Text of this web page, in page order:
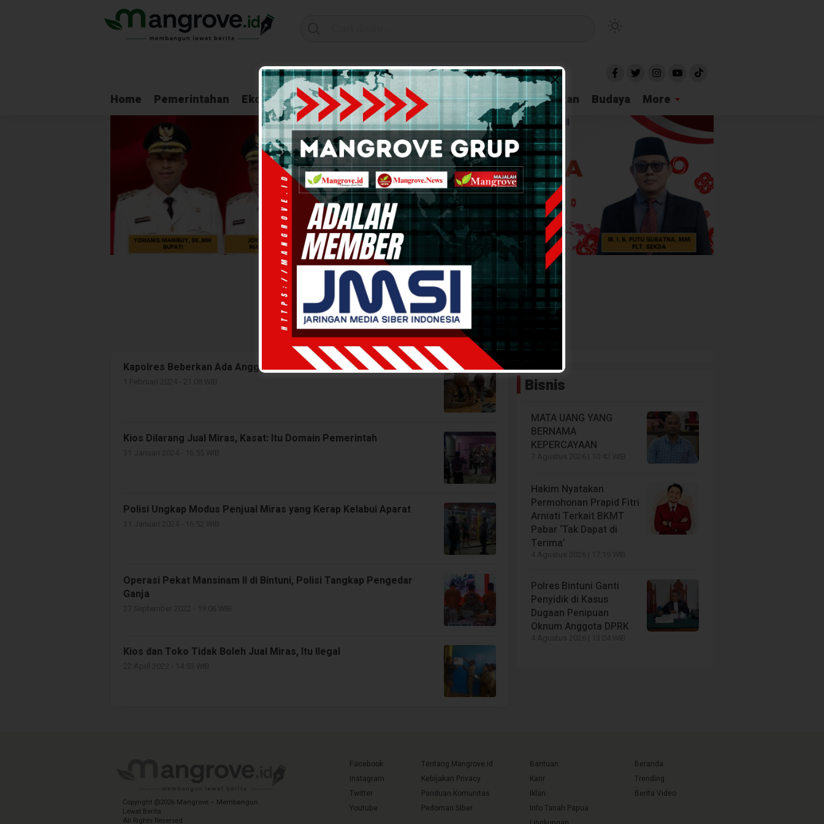
Home Pemerintahan Ekonomi & Bisnis Info Tanah Papua Kesehatan Pendidikan Budaya More
Support by
Miras
Kapolres Beberkan Ada Anggotanya Dipecat Gegara Mabuk
Kios Dilarang Jual Miras, Kasat: Itu Domain Pemerintah
Polisi Ungkap Modus Penjual Miras yang Kerap Kelabui Aparat
Operasi Pekat Mansinam II di Bintuni, Polisi Tangkap Pengedar
Ganja
Kios dan Toko Tidak Boleh Jual Miras, Itu Ilegal
Bisnis
MATA UANG YANG
BERNAMA
KEPERCAYAAN
Hakim Nyatakan
Permohonan Prapid Fitri
Arniati Terkait BKMT
Pabar ‘Tak Dapat di
Terima’
Polres Bintuni Ganti
Penyidik di Kasus
Dugaan Penipuan
Oknum Anggota DPRK
Copyright @2026 Mangrove – Membangun
Lewat Berita
All Rights Reserved
Facebook
Instagram
Twitter
Youtube
Tentang Mangrove.id
Kebijakan Privacy
Panduan Komunitas
Pedoman Siber
Bantuan
Karir
Iklan
Info Tanah Papua
Beranda
Trending
Berita Video